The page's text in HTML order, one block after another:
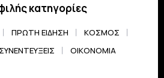
κατηγορίες
ΠΡΏΤΗ ΕΊΔΗΣΗ
ΚΌΣΜΟΣ
ΣΥΝΕΝΤΕΎΞΕΙΣ ΟΙΚΟΝΟΜΊΑ